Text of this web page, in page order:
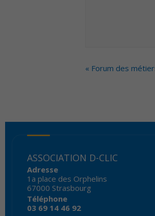
EVENT
« Forum des
ASSOCIATION D-CLIC
Adresse
1a place des Orphelins
67000 Strasbourg
Téléphone
03 69 14 46 92